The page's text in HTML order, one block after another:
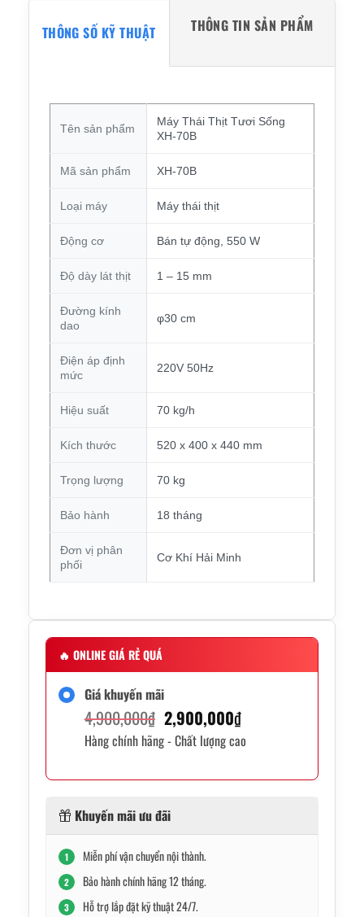
THÔNG SỐ KỸ THUẬT THÔNG TIN SẢN PHẨM
Tên sản phẩm
Máy Thái Thịt Tươi Sống
XH-70B
Mã sản phẩm XH-70B
Loại máy Máy thái thịt
Động cơ Bán tự động, 550 W
Độ dày lát thịt 1 – 15 mm
Đường kính
dao
φ30 cm
Điện áp định
mức
220V 50Hz
Hiệu suất 70 kg/h
Kích thước 520 x 400 x 440 mm
Trọng lượng 70 kg
Bảo hành 18 tháng
Đơn vị phân
phối
Cơ Khí Hải Minh
🔥 ONLINE GIÁ RẺ QUÁ
Giá khuyến mãi
4,900,000₫ Giá
gốc
2,900,000₫Giá
hiện
Hàng chính hãng - Chất lượng cao
Khuyến mãi ưu đãi
1 Miễn phí vận chuyển nội thành.
2 Bảo hành chính hãng 12 tháng.
3 Hỗ trợ lắp đặt kỹ thuật 24/7.